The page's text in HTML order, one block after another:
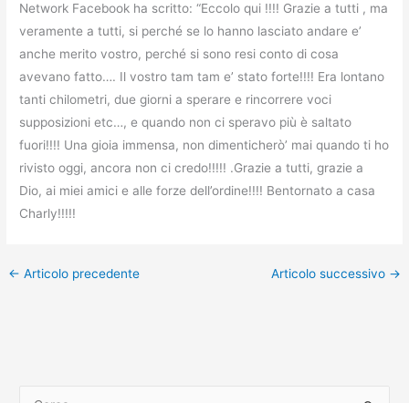
Network Facebook ha scritto: “Eccolo qui !!!! Grazie a tutti , ma
veramente a tutti, si perché se lo hanno lasciato andare e’
anche merito vostro, perché si sono resi conto di cosa
avevano fatto…. Il vostro tam tam e’ stato forte!!!! Era lontano
tanti chilometri, due giorni a sperare e rincorrere voci
supposizioni etc…, e quando non ci speravo più è saltato
fuori!!!! Una gioia immensa, non dimenticherò’ mai quando ti ho
rivisto oggi, ancora non ci credo!!!!! .Grazie a tutti, grazie a
Dio, ai miei amici e alle forze dell’ordine!!!! Bentornato a casa
Charly!!!!!
← Articolo precedente Articolo successivo →